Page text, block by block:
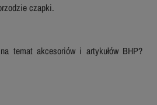
czapki.
temat akcesoriów i artykułów BHP?